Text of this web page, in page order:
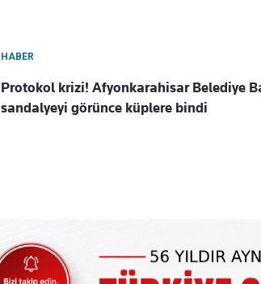
HABER
Protokol krizi! Afyonkarahisar Belediye
sandalyeyi görünce küplere bindi